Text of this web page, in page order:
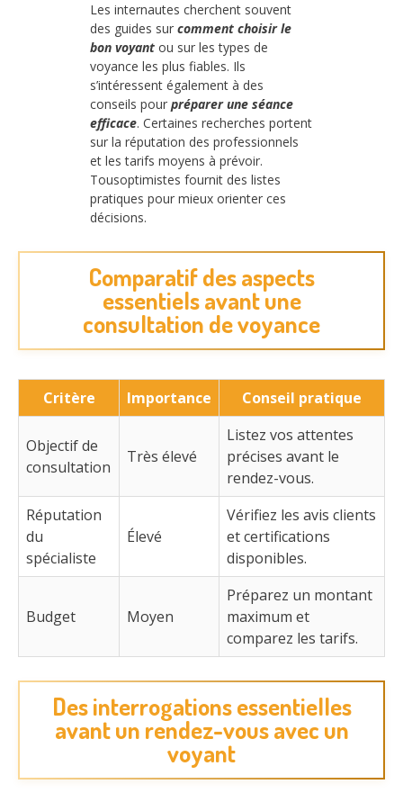
Les internautes cherchent souvent
des guides sur comment choisir le
bon voyant ou sur les types de
voyance les plus fiables. Ils
s’intéressent également à des
conseils pour préparer une séance
efficace. Certaines recherches portent
sur la réputation des professionnels
et les tarifs moyens à prévoir.
Tousoptimistes fournit des listes
pratiques pour mieux orienter ces
décisions.
Comparatif des aspects
essentiels avant une
consultation de voyance
Critère Importance Conseil pratique
Objectif de
consultation
Très élevé
Listez vos attentes
précises avant le
rendez-vous.
Réputation
du
spécialiste
Élevé
Vérifiez les avis clients
et certifications
disponibles.
Budget Moyen
Préparez un montant
maximum et
comparez les tarifs.
Des interrogations essentielles
avant un rendez-vous avec un
voyant